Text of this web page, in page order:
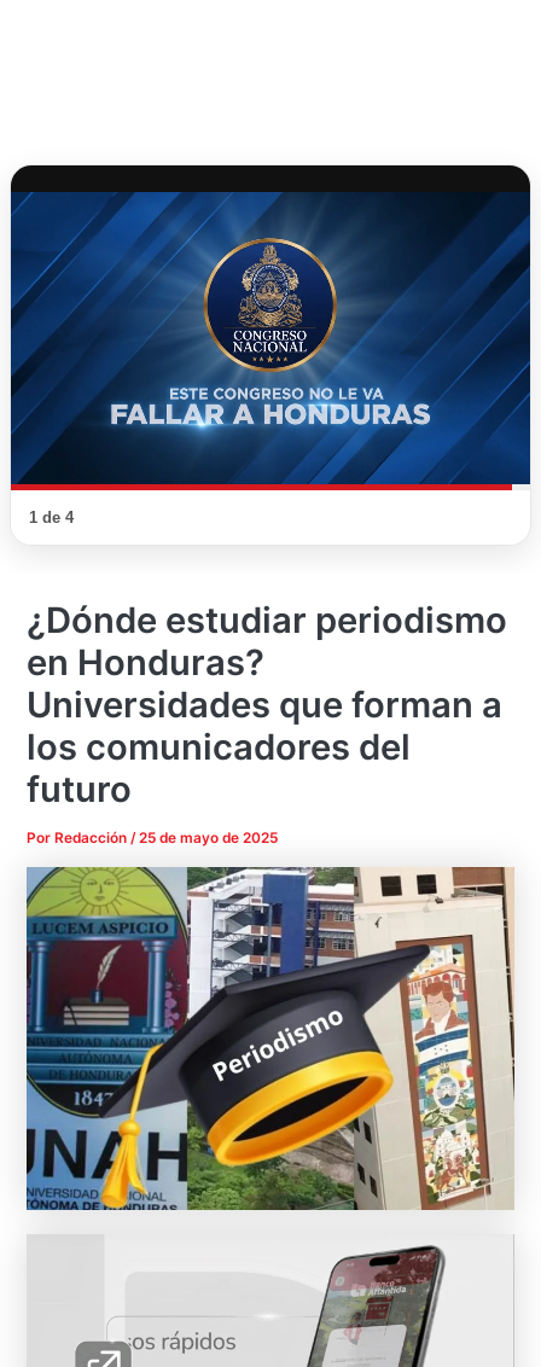
1 de 4
¿Dónde estudiar periodismo
en Honduras?
Universidades que forman a
los comunicadores del
futuro
Por Redacción/25 de mayo de 2025